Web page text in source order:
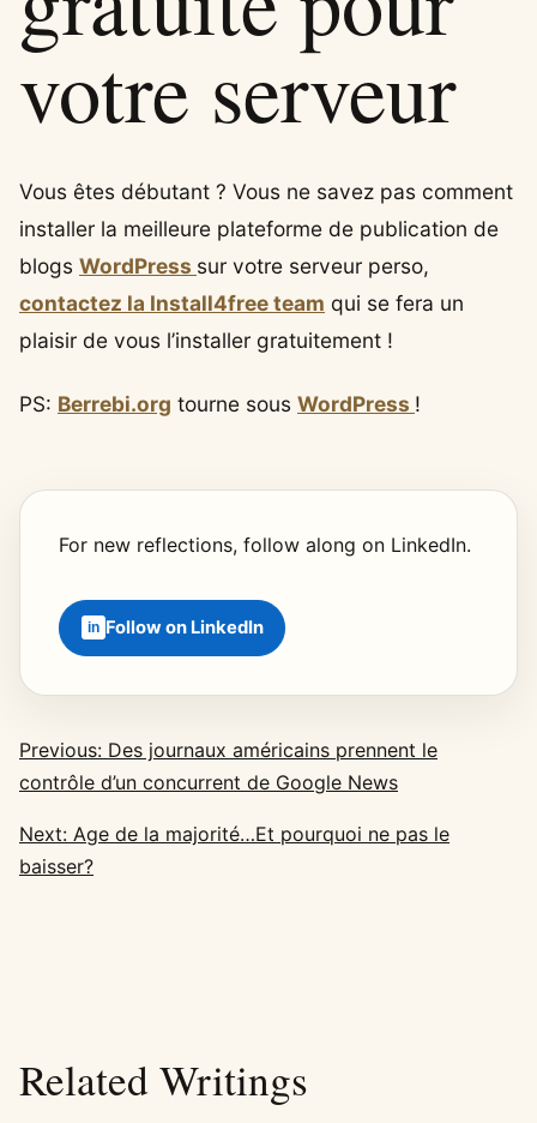
votre serveur
Vous êtes débutant ? Vous ne savez pas comment
installer la meilleure plateforme de publication de
blogs WordPress sur votre serveur perso,
contactez la Install4free team qui se fera un
plaisir de vous l’installer gratuitement !
PS: Berrebi.org tourne sous WordPress !
For new reflections, follow along on LinkedIn.
Follow on LinkedIn
Previous: Des journaux américains prennent le
contrôle d’un concurrent de Google News
Next: Age de la majorité…Et pourquoi ne pas le
baisser?
Related Writings